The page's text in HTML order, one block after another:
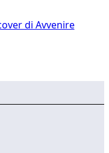
di Avvenire